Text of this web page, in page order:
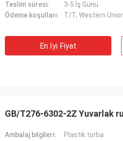
Teslim süresi:
3-5 İş Günü
Ödeme koşulları:
T/T, Western
En Iyi Fiyat
GB/T276-6302-2Z Yuvarlak
Ambalaj bilgileri:
Plastik torba